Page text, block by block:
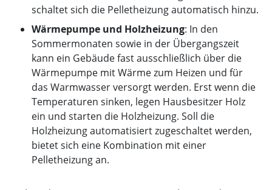
schaltet sich die Pelletheizung automatisch hinzu.
Wärmepumpe und Holzheizung: In den
Sommermonaten sowie in der Übergangszeit
kann ein Gebäude fast ausschließlich über die
Wärmepumpe mit Wärme zum Heizen und für
das Warmwasser versorgt werden. Erst wenn die
Temperaturen sinken, legen Hausbesitzer Holz
ein und starten die Holzheizung. Soll die
Holzheizung automatisiert zugeschaltet werden,
bietet sich eine Kombination mit einer
Pelletheizung an.